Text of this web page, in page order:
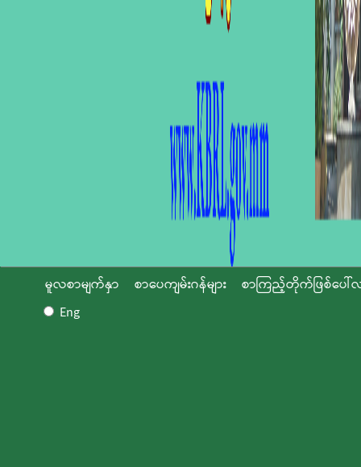
မူလစာမျက်နှာ စာပေကျမ်းဂန်များ
စာကြည့်တိုက်ဖြစ်ပေါ်
Eng